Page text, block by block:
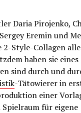
Daria Pirojenko,
Eremin und
Style-Collagen
haben sie
sind durch und
-Tätowierer in
einer
für eigene